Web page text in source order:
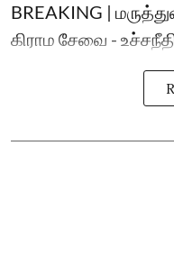
BREAKING |
கிராம சேவை -